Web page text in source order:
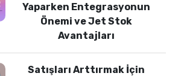
Yaparken Entegrasyonun
Önemi ve Jet Stok
Avantajları
Satışları Arttırmak İçin